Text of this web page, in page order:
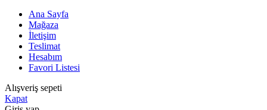
Ana Sayfa
Mağaza
İletişim
Teslimat
Hesabım
Favori Listesi
Alışveriş sepeti
Kapat